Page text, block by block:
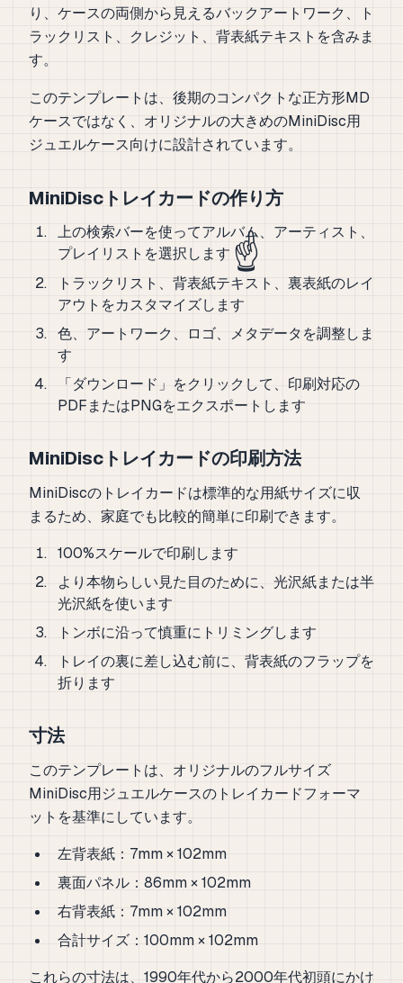
り、ケースの両側から見えるバックアートワーク、ト
ラックリスト、クレジット、背表紙テキストを含みま
す。
このテンプレートは、後期のコンパクトな正方形MD
ケースではなく、オリジナルの大きめのMiniDisc用
ジュエルケース向けに設計されています。
MiniDiscトレイカードの作り方
上の検索バーを使ってアルバム、アーティスト、
プレイリストを選択します ☝️
トラックリスト、背表紙テキスト、裏表紙のレイ
アウトをカスタマイズします
色、アートワーク、ロゴ、メタデータを調整しま
す
「ダウンロード」をクリックして、印刷対応の
PDFまたはPNGをエクスポートします
MiniDiscトレイカードの印刷方法
MiniDiscのトレイカードは標準的な用紙サイズに収
まるため、家庭でも比較的簡単に印刷できます。
100%スケールで印刷します
より本物らしい見た目のために、光沢紙または半
光沢紙を使います
トンボに沿って慎重にトリミングします
トレイの裏に差し込む前に、背表紙のフラップを
折ります
寸法
このテンプレートは、オリジナルのフルサイズ
MiniDisc用ジュエルケースのトレイカードフォーマ
ットを基準にしています。
左背表紙：7mm × 102mm
裏面パネル：86mm × 102mm
右背表紙：7mm × 102mm
合計サイズ：100mm × 102mm
これらの寸法は、1990年代から2000年代初頭にかけ